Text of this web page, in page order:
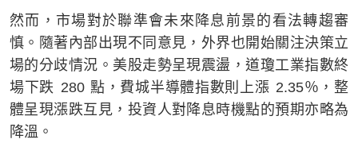
然而，市場對於聯準會未來降息前景的看法轉趨審
慎。隨著內部出現不同意見，外界也開始關注決策立
場的分歧情況。美股走勢呈現震盪，道瓊工業指數終
場下跌 280 點，費城半導體指數則上漲 2.35％，整
體呈現漲跌互見，投資人對降息時機點的預期亦略為
降溫。